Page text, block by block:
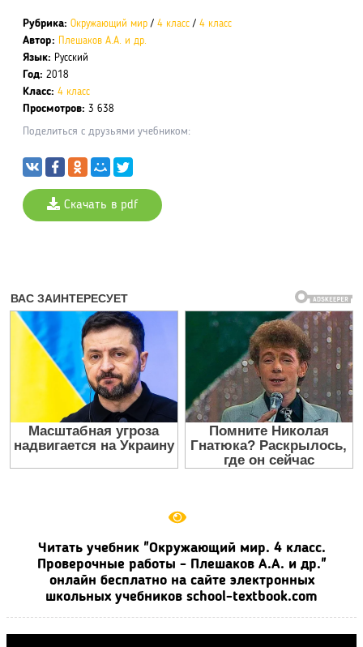
Рубрика: Окружающий мир / 4 класс / 4 класс
Автор: Плешаков А.А. и др.
Язык: Русский
Год: 2018
Класс: 4 класс
Просмотров: 3 638
Поделиться с друзьями учебником:
Скачать в pdf
Читать учебник "Окружающий мир. 4 класс.
Проверочные работы - Плешаков А.А. и др."
онлайн бесплатно на сайте электронных
школьных учебников school-textbook.com